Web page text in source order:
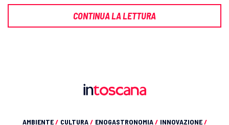
CONTINUA LA LETTURA
AMBIENTE/ CULTURA/ ENOGASTRONOMIA/ INNOVAZIONE/